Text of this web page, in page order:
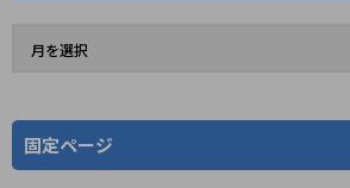
固定ページ